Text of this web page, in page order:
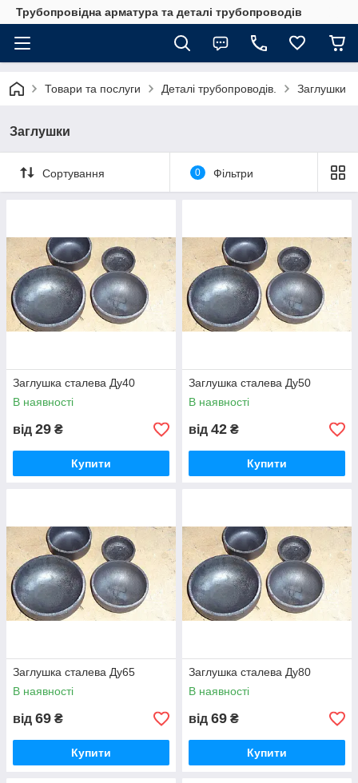
Трубопровідна арматура та деталі трубопроводів
Товари та послуги Деталі трубопроводів. Заглушки
Заглушки
Сортування 0 Фільтри
Заглушка сталева Ду40
В наявності
від 29 ₴
Купити
Заглушка сталева Ду50
В наявності
від 42 ₴
Купити
Заглушка сталева Ду65
В наявності
від 69 ₴
Купити
Заглушка сталева Ду80
В наявності
від 69 ₴
Купити